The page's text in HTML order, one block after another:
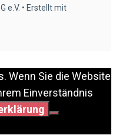
e.V. • Erstellt mit
Wenn Sie die Website
Einverständnis